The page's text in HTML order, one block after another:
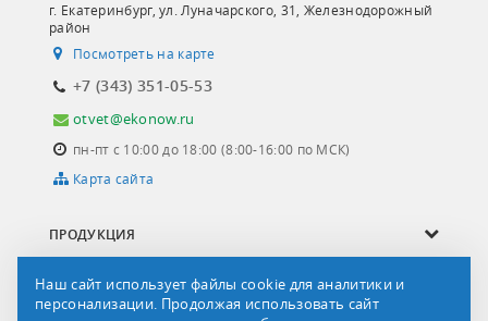
г. Екатеринбург, ул. Луначарского, 31, Железнодорожный
район
Посмотреть на карте
+7 (343) 351-05-53
otvet@ekonow.ru
пн-пт с 10:00 до 18:00 (8:00-16:00 по МСК)
Карта сайта
ПРОДУКЦИЯ
СЕРВИС И УСЛУГИ
Наш сайт использует файлы cookie для аналитики и
персонализации. Продолжая использовать сайт